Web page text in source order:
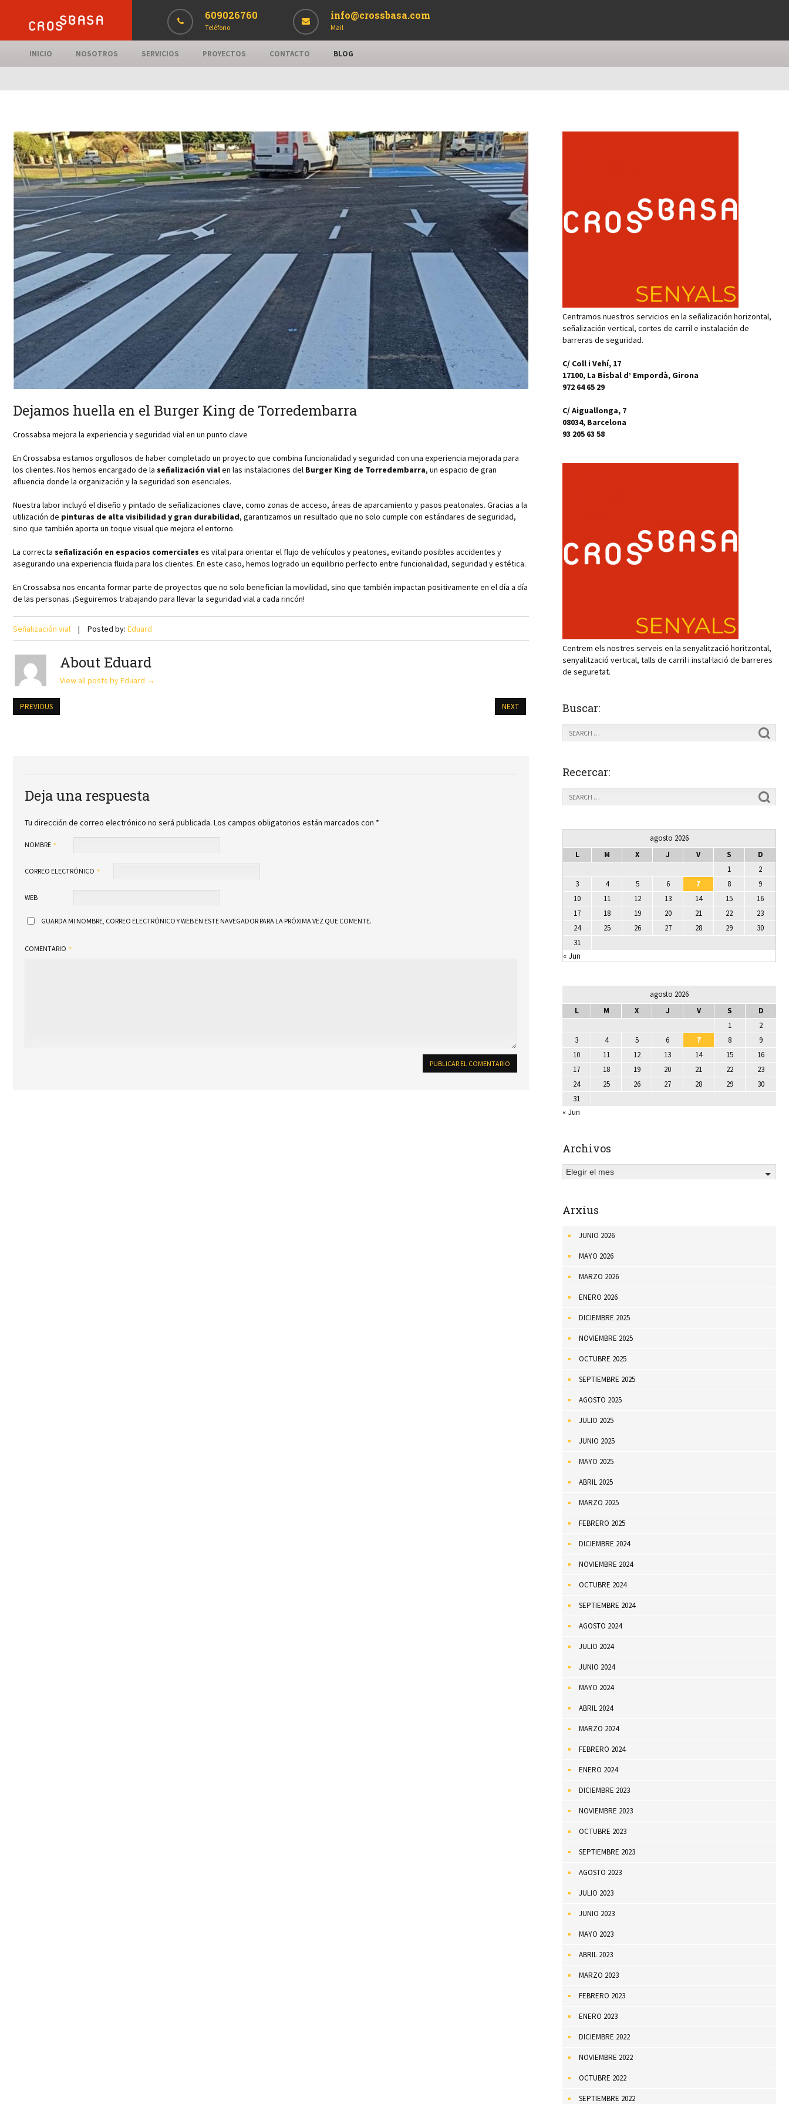
609026760
Teléfono
info@crossbasa.com
Mail
INICIO NOSOTROS SERVICIOS PROYECTOS CONTACTO BLOG
Dejamos huella en el Burger King de Torredembarra
Crossabsa mejora la experiencia y seguridad vial en un punto clave
En Crossabsa estamos orgullosos de haber completado un proyecto que combina funcionalidad y seguridad con una experiencia mejorada para
los clientes. Nos hemos encargado de la señalización vialen las instalaciones del Burger King de Torredembarra, un espacio de gran
afluencia donde la organización y la seguridad son esenciales.
Nuestra labor incluyó el diseño y pintado de señalizaciones clave, como zonas de acceso, áreas de aparcamiento y pasos peatonales. Gracias a la
utilización de pinturas de alta visibilidad y gran durabilidad, garantizamos un resultado que no solo cumple con estándares de seguridad,
sino que también aporta un toque visual que mejora el entorno.
La correcta señalización en espacios comerciales es vital para orientar el flujo de vehículos y peatones, evitando posibles accidentes y
asegurando una experiencia fluida para los clientes. En este caso, hemos logrado un equilibrio perfecto entre funcionalidad, seguridad y estética.
En Crossabsa nos encanta formar parte de proyectos que no solo benefician la movilidad, sino que también impactan positivamente en el día a día
de las personas. ¡Seguiremos trabajando para llevar la seguridad vial a cada rincón!
Señalización vial Posted by: Eduard
About Eduard
View all posts by Eduard →
PREVIOUS NEXT
Deja una respuesta
Tu dirección de correo electrónico no será publicada. Los campos obligatorios están marcados con *
NOMBRE
CORREO ELECTRÓNICO
WEB
GUARDA MI NOMBRE, CORREO ELECTRÓNICO Y WEB EN ESTE NAVEGADOR PARA LA PRÓXIMA VEZ QUE COMENTE.
COMENTARIO
Centramos nuestros servicios en la señalización horizontal,
señalización vertical, cortes de carril e instalación de
barreras de seguridad.
C/ Coll i Vehí, 17
17100, La Bisbal d’ Empordà, Girona
972 64 65 29
C/ Aiguallonga, 7
08034, Barcelona
93 205 63 58
Centrem els nostres serveis en la senyalització horitzontal,
senyalització vertical, talls de carril i instal·lació de barreres
de seguretat.
Buscar:
Recercar:
agosto 2026
L
M X J V S
D
1
2
3
4 5 6 7 8
9
10
11 12 13 14 15
16
17
18 19 20 21 22
23
24
25 26 27 28 29
30
31
« Jun
agosto 2026
L
M X J V S
D
1
2
3
4 5 6 7 8
9
10
11 12 13 14 15
16
17
18 19 20 21 22
23
24
25 26 27 28 29
30
31
« Jun
Archivos
Elegir el mes
Arxius
JUNIO 2026
MAYO 2026
MARZO 2026
ENERO 2026
DICIEMBRE 2025
NOVIEMBRE 2025
OCTUBRE 2025
SEPTIEMBRE 2025
AGOSTO 2025
JULIO 2025
JUNIO 2025
MAYO 2025
ABRIL 2025
MARZO 2025
FEBRERO 2025
DICIEMBRE 2024
NOVIEMBRE 2024
OCTUBRE 2024
SEPTIEMBRE 2024
AGOSTO 2024
JULIO 2024
JUNIO 2024
MAYO 2024
ABRIL 2024
MARZO 2024
FEBRERO 2024
ENERO 2024
DICIEMBRE 2023
NOVIEMBRE 2023
OCTUBRE 2023
SEPTIEMBRE 2023
AGOSTO 2023
JULIO 2023
JUNIO 2023
MAYO 2023
ABRIL 2023
MARZO 2023
FEBRERO 2023
ENERO 2023
DICIEMBRE 2022
NOVIEMBRE 2022
OCTUBRE 2022
SEPTIEMBRE 2022